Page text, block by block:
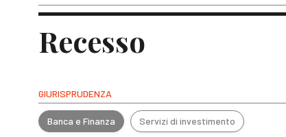
Recesso
GIURISPRUDENZA
Banca e Finanza Servizi di investimento